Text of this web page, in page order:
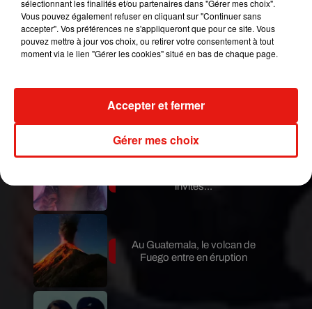
Guatemala : l'éruption du volcan
de Fuego est terminée
Le fourmilier géant fait son retour
en Argentine, et en pleine...
Karol G dévoile la tracklist de
invités...
Au Guatemala, le volcan de
Fuego entre en éruption
sélectionnant les finalités et/ou partenaires dans "Gérer mes choix".
Vous pouvez également refuser en cliquant sur "Continuer sans
accepter". Vos préférences ne s'appliqueront que pour ce site. Vous
pouvez mettre à jour vos choix, ou retirer votre consentement à tout
moment via le lien "Gérer les cookies" situé en bas de chaque page.
Gérer mes choix
Accepter et fermer